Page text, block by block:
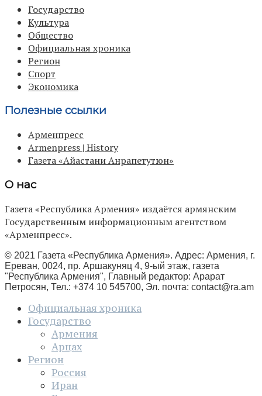
Государство
Культура
Общество
Официальная хроника
Регион
Спорт
Экономика
Полезные ссылки
Арменпресс
Armenpress | History
Газета «Айастани Анрапетутюн»
О нас
Газета «Республика Армения» издаётся армянским
Государственным информационным агентством
«Арменпресс».
© 2021 Газета «Республика Армения». Адрес: Армения, г.
Ереван, 0024, пр. Аршакуняц 4, 9-ый этаж, газета
"Республика Армения", Главный редактор: Арарат
Петросян, Тел.: +374 10 545700, Эл. почта: contact@ra.am
Официальная хроника
Государство
Армения
Арцах
Регион
Россия
Иран